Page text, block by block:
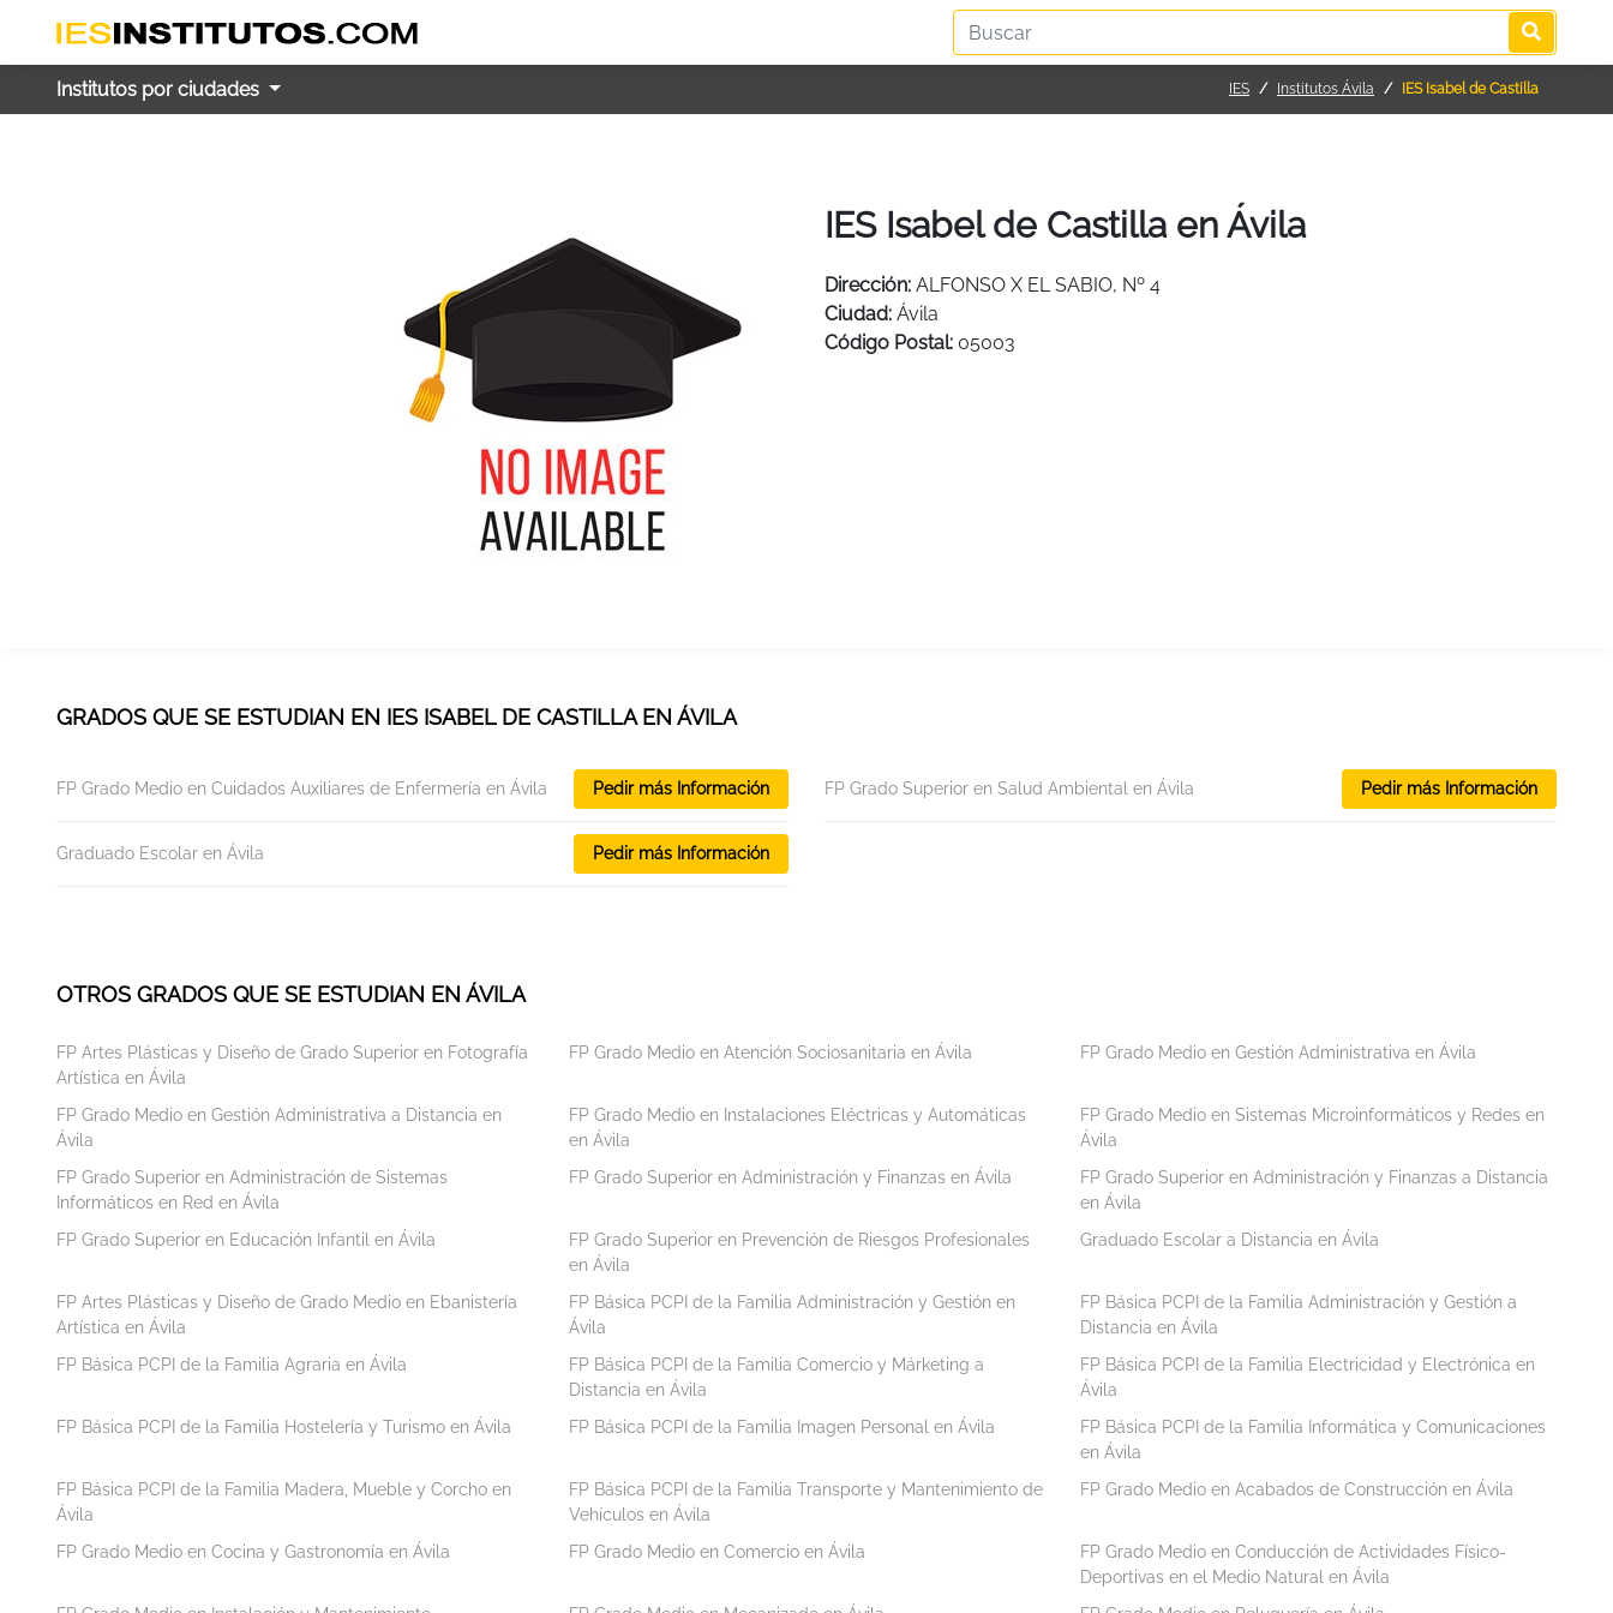
Institutos por ciudades IES Institutos Ávila IES Isabel de Castilla
IES Isabel de Castilla en Ávila
Dirección: ALFONSO X EL SABIO, Nº 4
Ciudad: Ávila
Código Postal: 05003
GRADOS QUE SE ESTUDIAN EN IES ISABEL DE CASTILLA EN ÁVILA
FP Grado Medio en Cuidados Auxiliares de Enfermería en Ávila Pedir más Información FP Grado Superior en Salud Ambiental en Ávila Pedir más Información
Graduado Escolar en Ávila Pedir más Información
OTROS GRADOS QUE SE ESTUDIAN EN ÁVILA
FP Artes Plásticas y Diseño de Grado Superior en Fotografía
Artística en Ávila
FP Grado Medio en Atención Sociosanitaria en Ávila FP Grado Medio en Gestión Administrativa en Ávila
FP Grado Medio en Gestión Administrativa a Distancia en
Ávila
FP Grado Medio en Instalaciones Eléctricas y Automáticas
en Ávila
FP Grado Medio en Sistemas Microinformáticos y Redes en
Ávila
FP Grado Superior en Administración de Sistemas
Informáticos en Red en Ávila
FP Grado Superior en Administración y Finanzas en Ávila
FP Grado Superior en Administración y Finanzas a Distancia
en Ávila
FP Grado Superior en Educación Infantil en Ávila
FP Grado Superior en Prevención de Riesgos Profesionales
en Ávila
Graduado Escolar a Distancia en Ávila
FP Artes Plásticas y Diseño de Grado Medio en Ebanistería
Artística en Ávila
FP Básica PCPI de la Familia Administración y Gestión en
Ávila
FP Básica PCPI de la Familia Administración y Gestión a
Distancia en Ávila
FP Básica PCPI de la Familia Agraria en Ávila
FP Básica PCPI de la Familia Comercio y Márketing a
Distancia en Ávila
FP Básica PCPI de la Familia Electricidad y Electrónica en
Ávila
FP Básica PCPI de la Familia Hostelería y Turismo en Ávila
FP Básica PCPI de la Familia Imagen Personal en Ávila
FP Básica PCPI de la Familia Informática y Comunicaciones
en Ávila
FP Básica PCPI de la Familia Madera, Mueble y Corcho en
Ávila
FP Básica PCPI de la Familia Transporte y Mantenimiento de
Vehículos en Ávila
FP Grado Medio en Acabados de Construcción en Ávila
FP Grado Medio en Cocina y Gastronomía en Ávila FP Grado Medio en Comercio en Ávila
FP Grado Medio en Conducción de Actividades Físico-
Deportivas en el Medio Natural en Ávila